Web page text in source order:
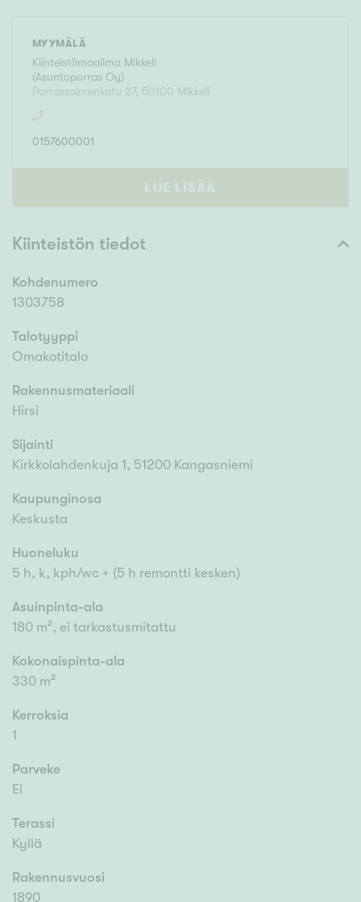
MYYMÄLÄ
Kiinteistömaailma Mikkeli
(Asuntoporras Oy)
Porrassalmenkatu 27, 50100 Mikkeli
0157600001
LUE LISÄÄ
Kiinteistön tiedot
Kohdenumero
1303758
Talotyyppi
Omakotitalo
Rakennusmateriaali
Hirsi
Sijainti
Kirkkolahdenkuja 1, 51200 Kangasniemi
Kaupunginosa
Keskusta
Huoneluku
5 h, k, kph/wc + (5 h remontti kesken)
Asuinpinta-ala
180 m², ei tarkastusmitattu
Kokonaispinta-ala
330 m²
Kerroksia
1
Parveke
Ei
Terassi
Kyllä
Rakennusvuosi
1890